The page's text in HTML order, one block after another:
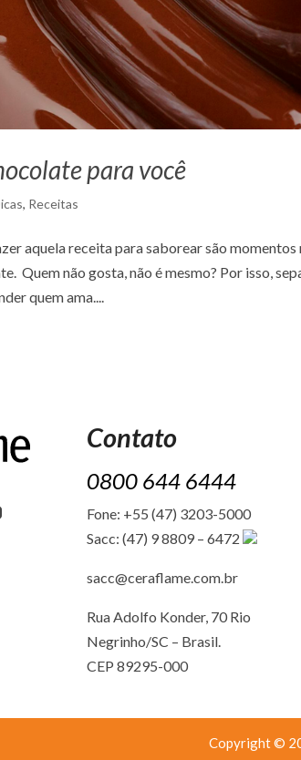
para você
, Receitas
aquela receita para saborear são
Quem não gosta, não é mesmo? Por isso,
quem ama....
Contato
0800 644 6444
Fone: +55 (47) 3203-5000
Sacc: (47) 9 8809 – 6472
sacc@ceraflame.com.br
Rua Adolfo Konder, 70 Rio
Negrinho/SC – Brasil.
CEP 89295-000
Copyright ©